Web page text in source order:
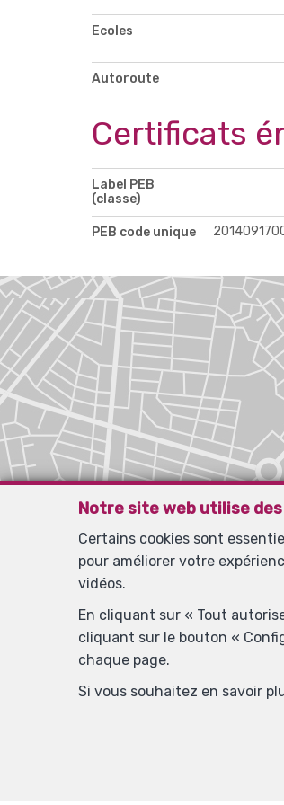
Ecoles
Autoroute
Certificats
Label PEB
(classe)
PEB code unique
Notre site web utilise
Certains cookies sont
pour améliorer votre
vidéos.
En cliquant sur « Tout
cliquant sur le bouton «
chaque page.
Si vous souhaitez en savoir